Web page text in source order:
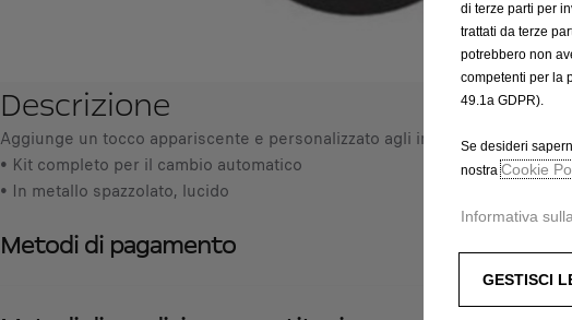
Descrizione
Aggiunge un tocco appariscente e personalizzato agli interni.
• Kit completo per il cambio automatico
• In metallo spazzolato, lucido
Metodi di pagamento
di terze parti per
trattati da terze
potrebbero non
competenti per la
49.1a GDPR).
Se desideri
nostraCookie
Informativa
GESTISCI